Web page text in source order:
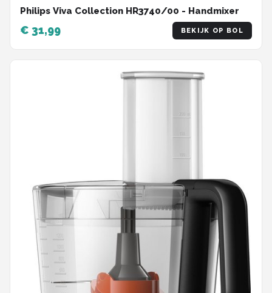
Philips Viva Collection HR3740/00 - Handmixer
€ 31,99 BEKIJK OP BOL